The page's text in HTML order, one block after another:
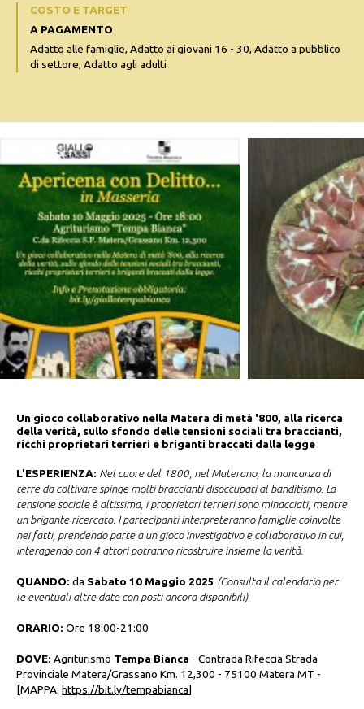
Un gioco collaborativo nella Matera di metà '800, alla ricerca
della verità, sullo sfondo delle tensioni sociali tra braccianti,
ricchi proprietari terrieri e briganti braccati dalla legge
L'ESPERIENZA: Nel cuore del 1800, nel Materano, la mancanza di
terre da coltivare spinge molti braccianti disoccupati al banditismo. La
tensione sociale è altissima, i proprietari terrieri sono minacciati, mentre
un brigante ricercato. I partecipanti interpreteranno famiglie coinvolte
nei fatti, prendendo parte a un gioco investigativo e collaborativo in cui,
interagendo con 4 attori potranno ricostruire insieme la verità.
QUANDO:da Sabato 10 Maggio 2025 (Consulta il calendario per
le eventuali altre date con posti ancora disponibili)
ORARIO: Ore 18:00-21:00
DOVE:Agriturismo Tempa Bianca - Contrada Rifeccia Strada
Provinciale Matera/Grassano Km. 12,300 - 75100 Matera MT -
[MAPPA:https://bit.ly/tempabianca]
COSTO E TARGET
A PAGAMENTO
Adatto alle famiglie, Adatto ai giovani 16 - 30, Adatto a pubblico
di settore, Adatto agli adulti